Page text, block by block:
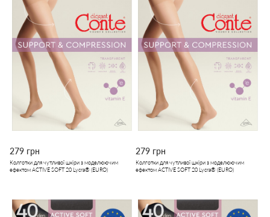
279 грн
Колготки для чутливої шкіри з моделюючим
ефектом ACTIVE SOFT 20 Lycra® (EURO)
279 грн
Колготки для чутливої шкіри з моделюючим
ефектом ACTIVE SOFT 20 Lycra® (EURO)